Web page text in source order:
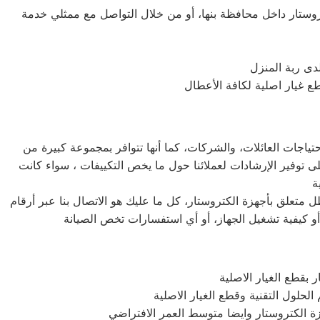
داخل محافظة بنها، أو من خلال التواصل مع ممثلي خدمة
ربة المنزل
العائلات، والشركات، كما أنها تتوافر بمجموعة كبيرة من
توفير الإرشادات لعملائنا حول ما يخص التكييفات ، سواء كانت
بأجهزة الكتروستار، كل ما عليك هو الاتصال بنا عبر أرقام
كيفية تشغيل الجهاز، أو أي استفسارات تخص الصيانة
الغيار الاصلية
التقنية وقطع الغيار الاصلية
الكتروستار وايضا متوسط العمر الافتراضي